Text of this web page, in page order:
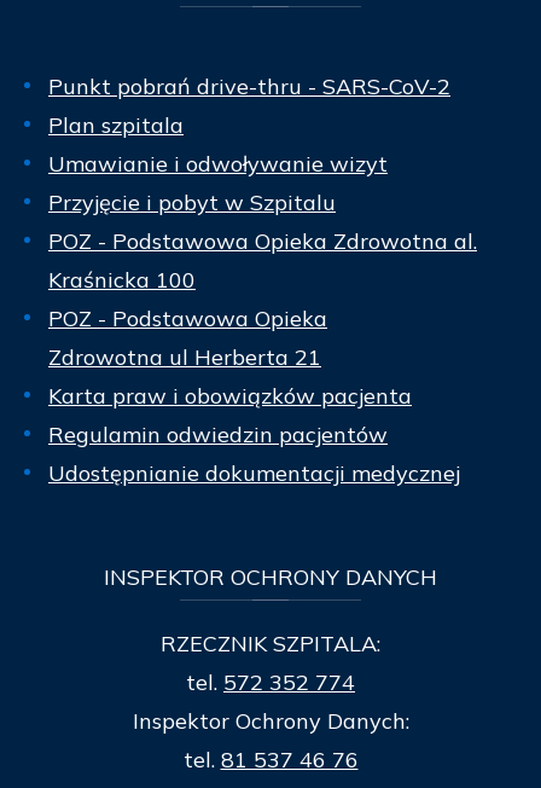
Punkt pobrań drive-thru - SARS-CoV-2
Plan szpitala
Umawianie i odwoływanie wizyt
Przyjęcie i pobyt w Szpitalu
POZ - Podstawowa Opieka Zdrowotna al.
Kraśnicka 100
POZ - Podstawowa Opieka
Zdrowotna ul Herberta 21
Karta praw i obowiązków pacjenta
Regulamin odwiedzin pacjentów
Udostępnianie dokumentacji medycznej
INSPEKTOR OCHRONY DANYCH
RZECZNIK SZPITALA:
tel. 572 352 774
Inspektor Ochrony Danych:
tel. 81 537 46 76